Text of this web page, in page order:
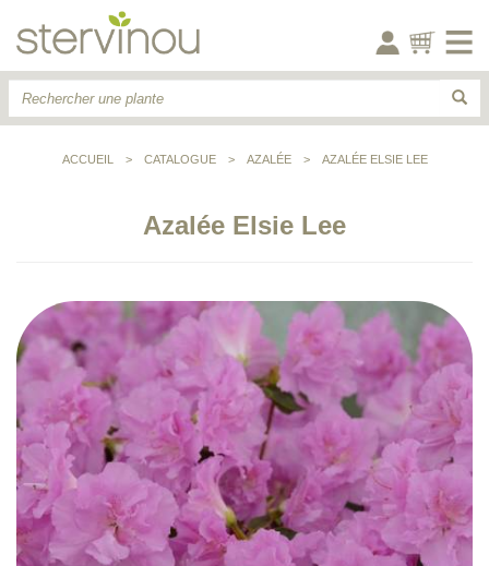
ACCUEIL > CATALOGUE > AZALÉE > AZALÉE ELSIE LEE
Azalée Elsie Lee